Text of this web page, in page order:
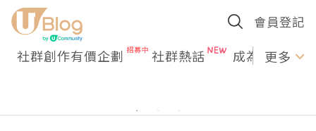
會員登記
社群創作有價企劃 社群熱話 成為U更多